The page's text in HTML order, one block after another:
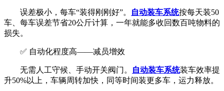
误差极小，每车“装得刚刚好”。 自动装车系统按每天装50
车、每车误差节省20公斤计算，一年就能多收回数百吨物料的
损失。
✅ 自动化程度高——减员增效
无需人工守候、手动开关阀门。 自动装车系统装车效率提
升50%以上，车辆周转加快，同等时间装更多车，运力释放。